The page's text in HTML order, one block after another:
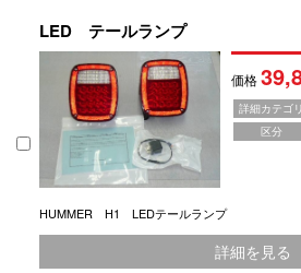
LED テールランプ
価格
詳細カテゴリ
区分
HUMMER H1 LEDテールランプ
詳細を見る